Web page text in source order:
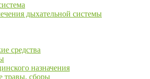
дыхательной системы
средства
назначения
травы, сборы